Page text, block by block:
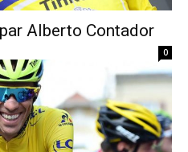
Alberto Contador
0